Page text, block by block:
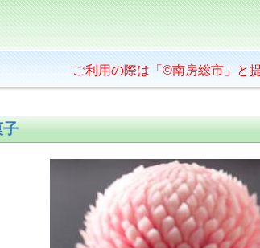
ご利用の際は「©南房総市」と
子